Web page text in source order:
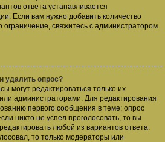
ответа устанавливается
Если вам нужно добавить количество
свяжитесь с администратором
удалить опрос?
могут редактироваться только их
администраторами. Для редактирования
первого сообщения в теме; опрос
никто не успел проголосовать, то вы
любой из вариантов ответа.
то только модераторы или